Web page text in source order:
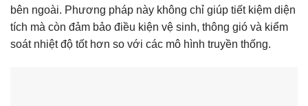
bên ngoài. Phương pháp này không chỉ giúp tiết kiệm diện
tích mà còn đảm bảo điều kiện vệ sinh, thông gió và kiểm
soát nhiệt độ tốt hơn so với các mô hình truyền thống.